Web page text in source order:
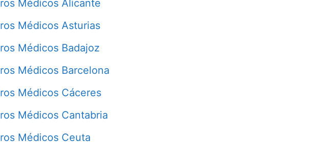
Médicos Alicante
Médicos Asturias
Médicos Badajoz
Médicos Barcelona
Médicos Cáceres
Médicos Cantabria
Médicos Ceuta